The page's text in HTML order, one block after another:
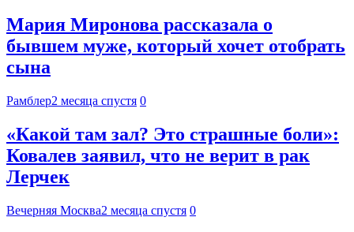
Мария Миронова рассказала о
бывшем муже, который хочет отобрать
сына
Рамблер2 месяца спустя 0
«Какой там зал? Это страшные боли»:
Ковалев заявил, что не верит в рак
Лерчек
Вечерняя Москва2 месяца спустя 0